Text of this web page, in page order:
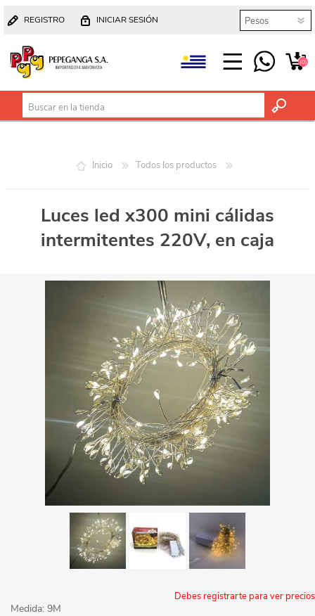
REGISTRO INICIAR SESIÓN
(0)
Inicio Todos los productos
Luces led x300 mini cálidas
intermitentes 220V, en caja
Debes registrarte para ver precios
Medida: 9M